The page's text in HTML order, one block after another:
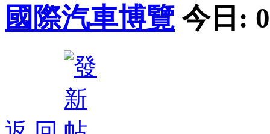
國際汽車博覽 今日: 0